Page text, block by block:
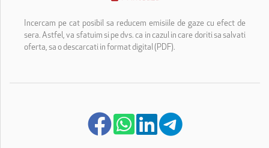
Incercam pe cat posibil sa reducem emisiile de gaze cu efect de
sera. Astfel, va sfatuim si pe dvs. ca in cazul in care doriti sa salvati
oferta, sa o descarcati in format digital (PDF).